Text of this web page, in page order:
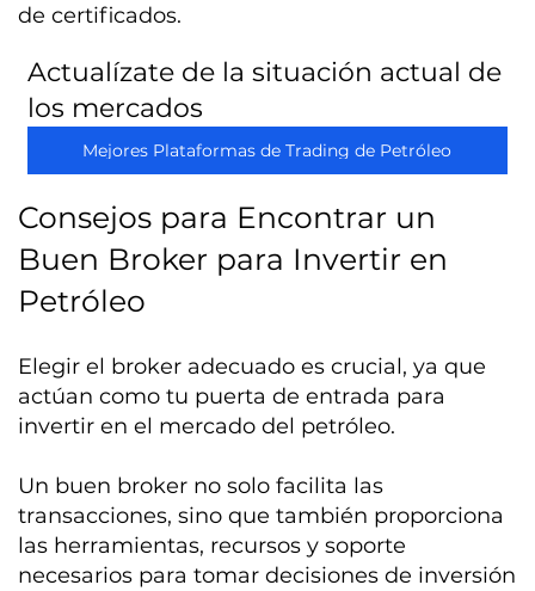
de certificados.
Actualízate de la situación actual de
los mercados
Mejores Plataformas de Trading de Petróleo
Consejos para Encontrar un
Buen Broker para Invertir en
Petróleo
Elegir el broker adecuado es crucial, ya que
actúan como tu puerta de entrada para
invertir en el mercado del petróleo.
Un buen broker no solo facilita las
transacciones, sino que también proporciona
las herramientas, recursos y soporte
necesarios para tomar decisiones de inversión